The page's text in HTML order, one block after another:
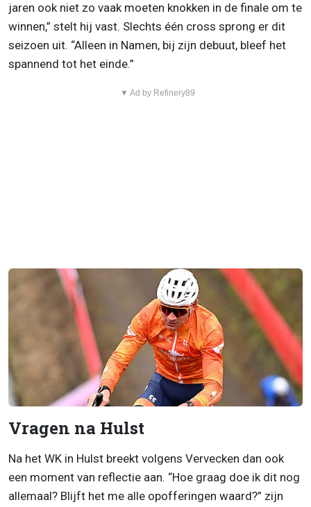
jaren ook niet zo vaak moeten knokken in de finale om te
winnen,” stelt hij vast. Slechts één cross sprong er dit
seizoen uit. “Alleen in Namen, bij zijn debuut, bleef het
spannend tot het einde.”
▼ Ad by Refinery89
Vragen na Hulst
Na het WK in Hulst breekt volgens Vervecken dan ook
een moment van reflectie aan. “Hoe graag doe ik dit nog
allemaal? Blijft het me alle opofferingen waard?” zijn